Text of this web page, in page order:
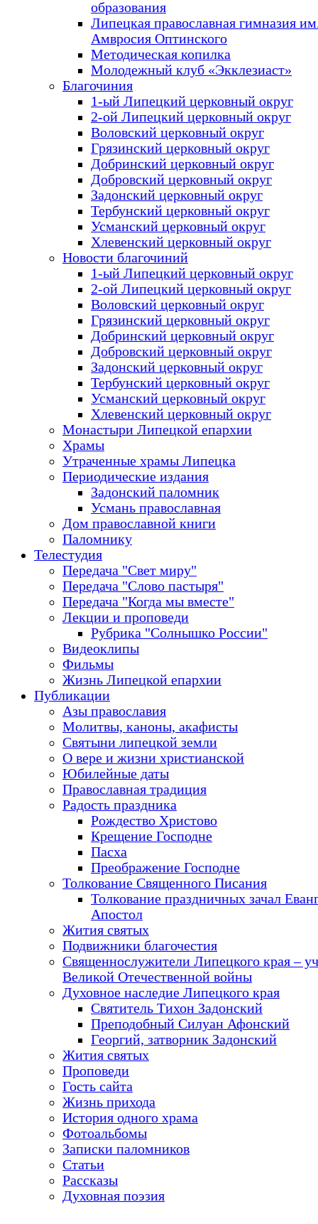
образования
Липецкая православная гимназия
Амвросия Оптинского
Методическая копилка
Молодежный клуб «Экклезиаст»
Благочиния
1-ый Липецкий церковный округ
2-ой Липецкий церковный округ
Воловский церковный округ
Грязинский церковный округ
Добринский церковный округ
Добровский церковный округ
Задонский церковный округ
Тербунский церковный округ
Усманский церковный округ
Хлевенский церковный округ
Новости благочиний
1-ый Липецкий церковный округ
2-ой Липецкий церковный округ
Воловский церковный округ
Грязинский церковный округ
Добринский церковный округ
Добровский церковный округ
Задонский церковный округ
Тербунский церковный округ
Усманский церковный округ
Хлевенский церковный округ
Монастыри Липецкой епархии
Храмы
Утраченные храмы Липецка
Периодические издания
Задонский паломник
Усмань православная
Дом православной книги
Паломнику
Телестудия
Передача "Свет миру"
Передача "Слово пастыря"
Передача "Когда мы вместе"
Лекции и проповеди
Рубрика "Солнышко России"
Видеоклипы
Фильмы
Жизнь Липецкой епархии
Публикации
Азы православия
Молитвы, каноны, акафисты
Святыни липецкой земли
О вере и жизни христианской
Юбилейные даты
Православная традиция
Радость праздника
Рождество Христово
Крещение Господне
Пасха
Преображение Господне
Толкование Священного Писания
Толкование праздничных зачал
Апостол
Жития святых
Подвижники благочестия
Священнослужители Липецкого края –
Великой Отечественной войны
Духовное наследие Липецкого края
Святитель Тихон Задонский
Преподобный Силуан Афонский
Георгий, затворник Задонский
Жития святых
Проповеди
Гость сайта
Жизнь прихода
История одного храма
Фотоальбомы
Записки паломников
Статьи
Рассказы
Духовная поэзия